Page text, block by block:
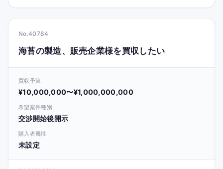
No.40784
海苔の製造、販売企業様を買収したい
買収予算
¥10,000,000〜¥1,000,000,000
希望案件種別
交渉開始後開示
購入者属性
未設定